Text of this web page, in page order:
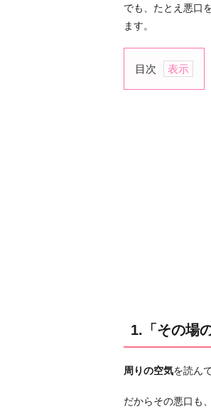
でも、たとえ悪口
ます。
目次
1.
「照
1.「その場
周りの空気を読ん
だからその悪口も、